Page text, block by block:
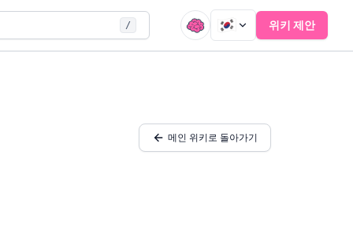
/ 위키 제안
메인 위키로 돌아가기